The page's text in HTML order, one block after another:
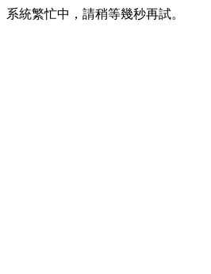
系統繁忙中，請稍等幾秒再試。